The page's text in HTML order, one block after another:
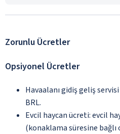
Zorunlu Ücretler
Opsiyonel Ücretler
Havaalanı gidiş geliş
BRL.
Evcil haycan ücreti: evcil
(konaklama süresine bağlı